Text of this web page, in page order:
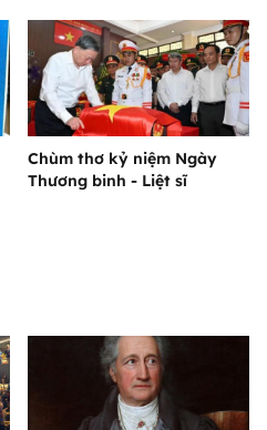
Chùm thơ kỷ niệm Ngày
Thương binh - Liệt sĩ